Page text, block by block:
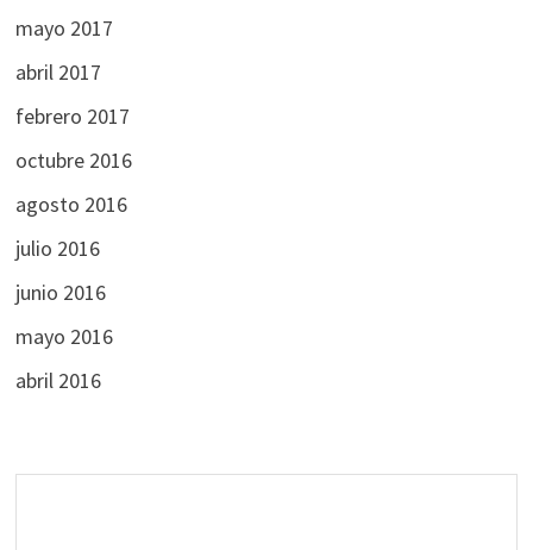
mayo 2017
abril 2017
febrero 2017
octubre 2016
agosto 2016
julio 2016
junio 2016
mayo 2016
abril 2016